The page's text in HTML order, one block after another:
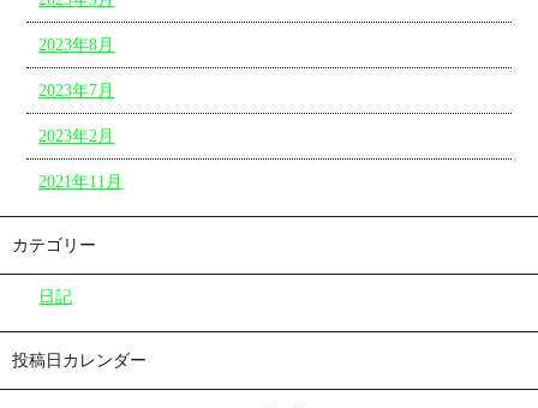
2023年8月
2023年7月
2023年2月
2021年11月
カテゴリー
日記
投稿日カレンダー